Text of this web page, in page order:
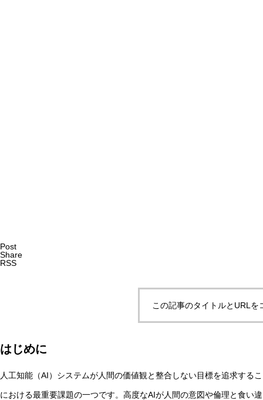
マルチエージェントAIの合意形成とは？ハーバーマス理論
Post
Share
RSS
この記事のタイトルとURLを
はじめに
人工知能（AI）システムが人間の価値観と整合しない目標を追求する
における最重要課題の一つです。高度なAIが人間の意図や倫理と食い